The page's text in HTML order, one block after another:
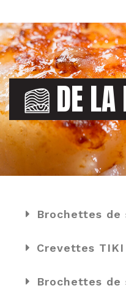
DE
Brochettes de
Crevettes TIKI
Brochettes de